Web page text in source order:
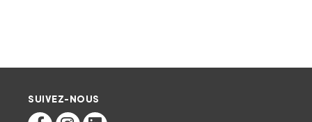
SUIVEZ-NOUS